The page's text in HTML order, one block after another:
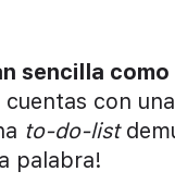
sencilla
con
to-do-list
palabra!